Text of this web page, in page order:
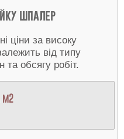
шпалер
ціни за високу
від типу
та обсягу робіт.
м2